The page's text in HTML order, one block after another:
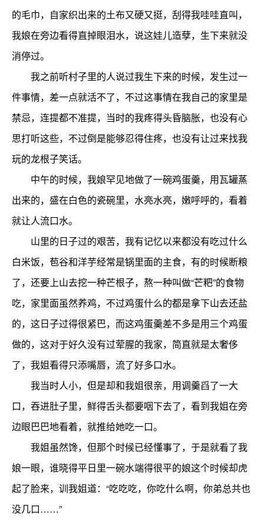
的毛巾，自家织出来的土布又硬又挺，刮得我哇哇直叫，
我娘在旁边看得直掉眼泪水，说这娃儿造孽，生下来就没
消停过。
我之前听村子里的人说过我生下来的时候，发生过一
件事情，差一点就活不了，不过这事情在我自己的家里是
禁忌，连提都不准提，当时的我疼得头昏脑胀，也没有心
思打听这些，不过倒是能够忍得住疼，也没有让过来找我
玩的龙根子笑话。
中午的时候，我娘罕见地做了一碗鸡蛋羹，用瓦罐蒸
出来的，盛在白色的瓷碗里，水亮水亮，嫩呼呼的，看着
就让人流口水。
山里的日子过的艰苦，我有记忆以来都没有吃过什么
白米饭，苞谷和洋芋经常是锅里面的主食，有的时候断粮
了，还要上山去挖一种芒根子，熬一种叫做“芒粑”的食物
吃，家里面虽然养鸡，不过鸡蛋什么的都是拿下山去还盐
的，这日子过得很紧巴，而这鸡蛋羹差不多是用三个鸡蛋
做的，这对于好久没有过荤腥的我家，简直就是太奢侈
了，我姐看得只添嘴唇，流了好多口水。
我当时人小，但是却和我姐很亲，用调羹舀了一大
口，吞进肚子里，鲜得舌头都要咽下去了，看到我姐在旁
边眼巴巴地看着，就推给她吃一口。
我姐虽然馋，但那个时候已经懂事了，于是就看了我
娘一眼，谁晓得平日里一碗水端得很平的娘这个时候却虎
起了脸来，训我姐道：“吃吃吃，你吃什么啊，你弟总共也
没几口……”